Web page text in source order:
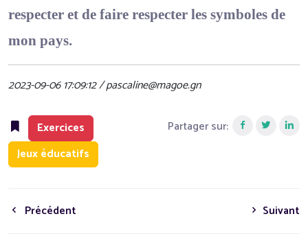
respecter et de faire respecter les symboles de
mon pays.
2023-09-06 17:09:12 / pascaline@magoe.gn
Exercices
Jeux éducatifs
Partager sur:
Précédent Suivant